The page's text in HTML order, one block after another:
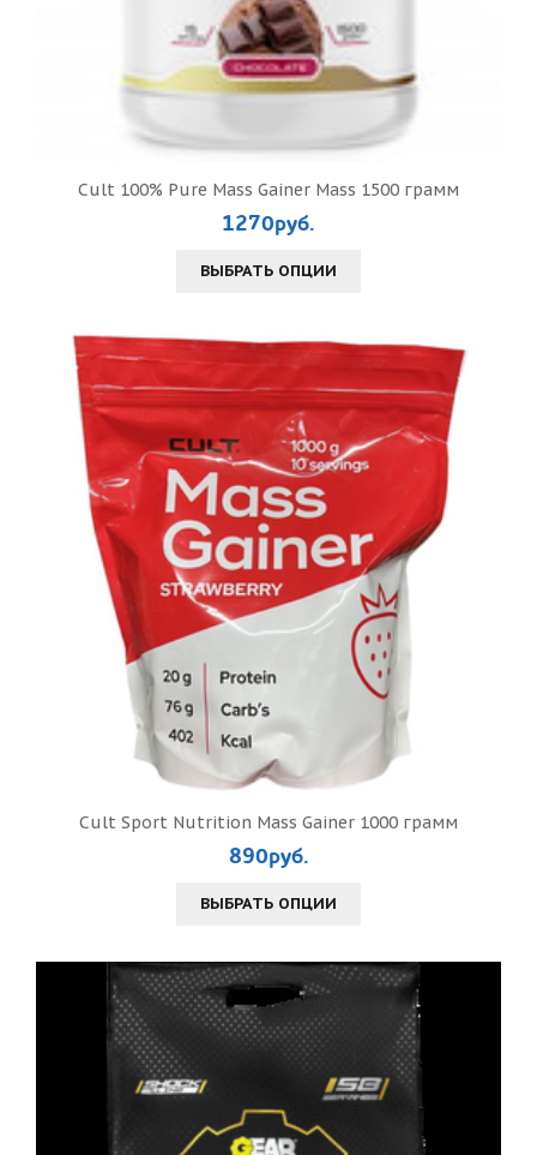
Cult 100% Pure Mass Gainer Mass 1500 грамм
1270руб.
ВЫБРАТЬ ОПЦИИ
Cult Sport Nutrition Mass Gainer 1000 грамм
890руб.
ВЫБРАТЬ ОПЦИИ